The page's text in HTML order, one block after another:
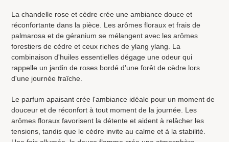
votre
panier
La chandelle rose et cèdre crée une ambiance douce et
réconfortante dans la pièce. Les arômes floraux et frais de
palmarosa et de géranium se mélangent avec les arômes
forestiers de cèdre et ceux riches de ylang ylang. La
combinaison d'huiles essentielles dégage une odeur qui
rappelle un jardin de roses bordé d'une forêt de cèdre lors
d'une journée fraîche.
Le parfum apaisant crée l'ambiance idéale pour un moment de
douceur et de réconfort à tout moment de la journée. Les
arômes floraux favorisent la détente et aident à relâcher les
tensions, tandis que le cèdre invite au calme et à la stabilité.